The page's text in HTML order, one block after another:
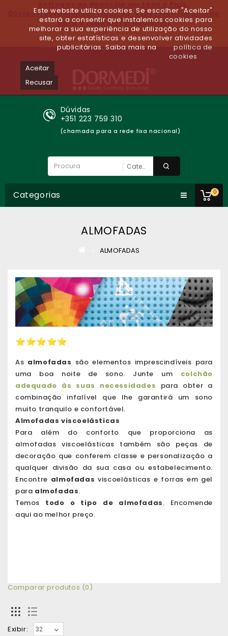
Dúvidas/encomendas Ligue Já: 930679140 (chamada
para a rede móvel nacional)
Lista de desejos (0)
0
Dúvidas
+351 223 759 310
(chamada para a rede fixa nacional)
Categorias
ALMOFADAS
ALMOFADAS
⭐⭐⭐⭐⭐
As almofadas são elementos imprescindíveis para
uma boa noite de sono. Junte um colchão
adequado às suas necessidades para obter a
combinação infalível que lhe garantirá um sono
muito tranquilo e confortável.
Almofadas viscoelásticas
Para além do conforto que proporciona as
almofadas viscoelásticas
também são peças de
decoração que conferem classe e personalização a
qualquer divisão da sua casa ou estabelecimento.
Encontre almofadasviscoelásticas e forras em gel
para almofadas.
Temos todo o tipo de almofadas. Encomende
aqui ao melhor preço.
Comparar produtos (0)
Exibir:
Este website utiliza cookies. Se escolher "Aceitar"
estará a consentir que instalemos cookies para
melhorar a sua experiência de utilização do nosso
site, obter estatísticas e desenvolver atividades
publicitárias. Saiba mais na
política de
cookies
Aceitar
Recusar